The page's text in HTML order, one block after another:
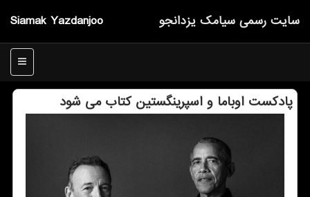
Siamak Yazdanjoo سایت رسمی سیامك یزدانجو
منو
پادكست اوباما و اسپرینگستین كتاب می شود